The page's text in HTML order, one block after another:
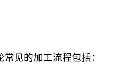
见的加工流程包括：